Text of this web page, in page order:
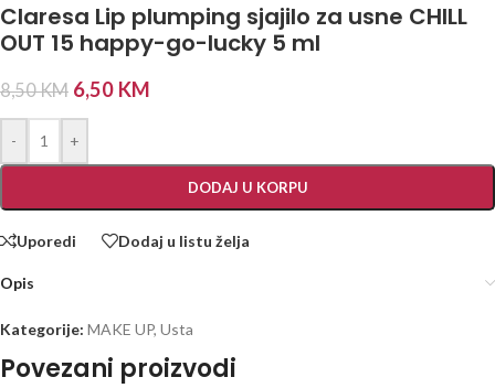
Claresa Lip plumping sjajilo za usne CHILL
OUT 15 happy-go-lucky 5 ml
8,50KM 6,50 KM
- +
DODAJ U KORPU
Uporedi Dodaj u listu želja
Opis
Kategorije: MAKE UP, Usta
Povezani proizvodi